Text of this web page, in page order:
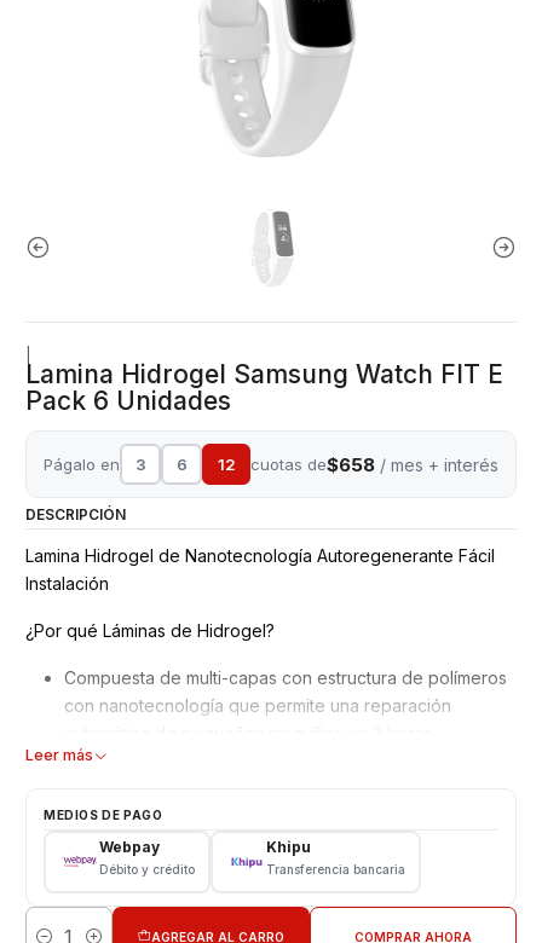
Lamina Hidrogel Samsung Watch FIT E
Pack 6 Unidades
Págalo en 3 6 12 cuotas de$658 / mes + interés
DESCRIPCIÓN
Lamina Hidrogel de Nanotecnología Autoregenerante Fácil
Instalación
¿Por qué Láminas de Hidrogel?
Compuesta de multi-capas con estructura de polímeros
con nanotecnología que permite una reparación
Mejor adaptación y absorción de golpes, debido a su
No interfiere en el reconocimiento de la huella dactilar
en pantalla.
Material ultra delgado adaptable a todos los equipos,
definición.
Leer más
MEDIOS DE PAGO
Webpay
Débito y crédito
Khipu
Transferencia bancaria
AGREGAR AL CARRO COMPRAR AHORA